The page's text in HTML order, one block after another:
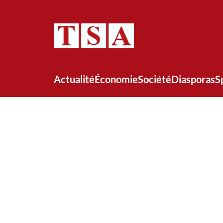
ActualitéÉconomieSociétéDiasporas